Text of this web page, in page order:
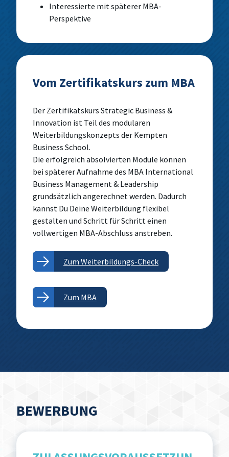
Interessierte mit späterer MBA-
Perspektive
Vom Zertifikatskurs zum MBA
Der Zertifikatskurs Strategic Business &
Innovation ist Teil des modularen
Weiterbildungskonzepts der Kempten
Business School.
Die erfolgreich absolvierten Module können
bei späterer Aufnahme des MBA International
Business Management & Leadership
grundsätzlich angerechnet werden. Dadurch
kannst Du Deine Weiterbildung flexibel
gestalten und Schritt für Schritt einen
vollwertigen MBA-Abschluss anstreben.
Zum Weiterbildungs-Check
Zum MBA
BEWERBUNG